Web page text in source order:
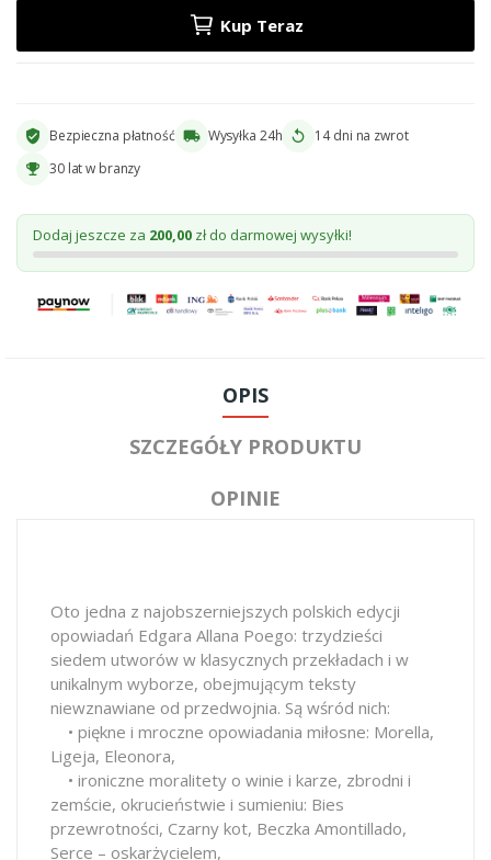
Kup Teraz
verified_user Bezpieczna płatność local_shipping Wysyłka 24h replay 14 dni na zwrot
emoji_events 30 lat w branzy
Dodaj jeszcze za 200,00 zł do darmowej wysyłki!
OPIS
SZCZEGÓŁY PRODUKTU
OPINIE
Oto jedna z najobszerniejszych polskich edycji
opowiadań Edgara Allana Poego: trzydzieści
siedem utworów w klasycznych przekładach i w
unikalnym wyborze, obejmującym teksty
niewznawiane od przedwojnia. Są wśród nich:
• piękne i mroczne opowiadania miłosne: Morella,
Ligeja, Eleonora,
• ironiczne moralitety o winie i karze, zbrodni i
zemście, okrucieństwie i sumieniu: Bies
przewrotności, Czarny kot, Beczka Amontillado,
Serce – oskarżycielem,